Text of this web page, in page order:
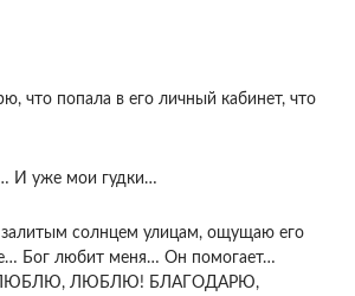
что попала в его личный кабинет, что
И уже мои гудки…
солнцем улицам, ощущаю его
Бог любит меня… Он помогает…
ЛЮБЛЮ, ЛЮБЛЮ! БЛАГОДАРЮ,